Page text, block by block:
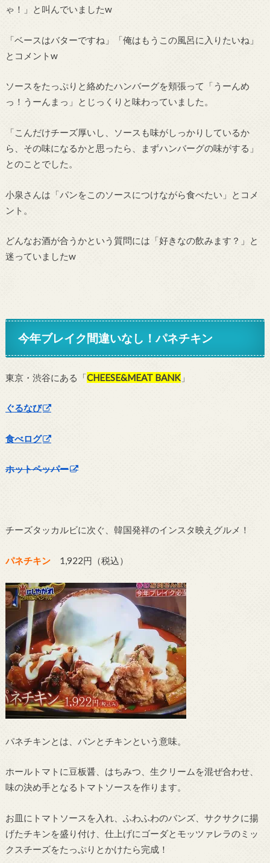
ゃ！」と叫んでいましたw
「ベースはバターですね」「俺はもうこの風呂に入りたいね」
とコメントw
ソースをたっぷりと絡めたハンバーグを頬張って「うーんめ
っ！うーんまっ」とじっくりと味わっていました。
「こんだけチーズ厚いし、ソースも味がしっかりしているか
ら、その味になるかと思ったら、まずハンバーグの味がする」
とのことでした。
小泉さんは「パンをこのソースにつけながら食べたい」とコメ
ント。
どんなお酒が合うかという質問には「好きなの飲みます？」と
迷っていましたw
今年ブレイク間違いなし！パネチキン
東京・渋谷にある「CHEESE&MEAT BANK」
ぐるなび
食べログ
ホットペッパー
チーズタッカルビに次ぐ、韓国発祥のインスタ映えグルメ！
パネチキン1,922円（税込）
パネチキンとは、パンとチキンという意味。
ホールトマトに豆板醤、はちみつ、生クリームを混ぜ合わせ、
味の決め手となるトマトソースを作ります。
お皿にトマトソースを入れ、ふわふわのバンズ、サクサクに揚
げたチキンを盛り付け、仕上げにゴーダとモッツァレラのミッ
クスチーズをたっぷりとかけたら完成！